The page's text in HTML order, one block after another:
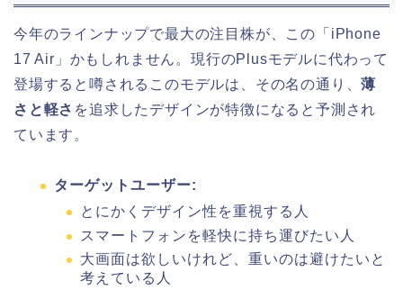
今年のラインナップで最大の注目株が、この「iPhone
17 Air」かもしれません。現行のPlusモデルに代わって
登場すると噂されるこのモデルは、その名の通り、薄
さと軽さ を追求したデザインが特徴になると予測され
ています。
ターゲットユーザー:
とにかくデザイン性を重視する人
スマートフォンを軽快に持ち運びたい人
大画面は欲しいけれど、重いのは避けたいと
考えている人